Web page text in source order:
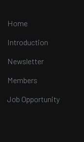
Home
Introduction
Newsletter
Members
Job Opportunity